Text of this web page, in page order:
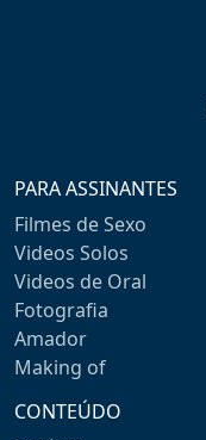
PARA ASSINANTES
Filmes de Sexo
Videos Solos
Videos de Oral
Fotografia
Amador
Making of
CONTEÚDO